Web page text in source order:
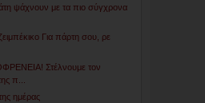
ψάχνουν με τα πιο σύγχρονα
Για πάρτη σου, ρε
Στέλνουμε τον
π...
ημέρας